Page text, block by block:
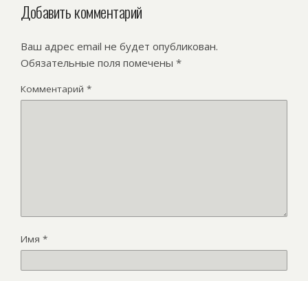
Добавить комментарий
Ваш адрес email не будет опубликован.
Обязательные поля помечены *
Комментарий *
Имя *